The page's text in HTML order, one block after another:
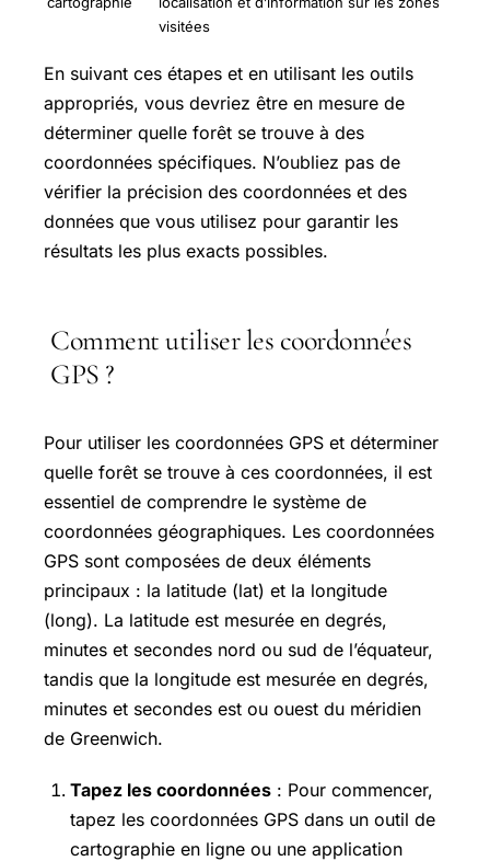
visitées
En suivant ces étapes et en utilisant les outils
appropriés, vous devriez être en mesure de
déterminer quelle forêt se trouve à des
coordonnées spécifiques. N’oubliez pas de
vérifier la précision des coordonnées et des
données que vous utilisez pour garantir les
résultats les plus exacts possibles.
Comment utiliser les coordonnées
GPS ?
Pour utiliser les coordonnées GPS et déterminer
quelle forêt se trouve à ces coordonnées, il est
essentiel de comprendre le système de
coordonnées géographiques. Les coordonnées
GPS sont composées de deux éléments
principaux : la latitude (lat) et la longitude
(long). La latitude est mesurée en degrés,
minutes et secondes nord ou sud de l’équateur,
tandis que la longitude est mesurée en degrés,
minutes et secondes est ou ouest du méridien
de Greenwich.
Tapez les coordonnées : Pour commencer,
tapez les coordonnées GPS dans un outil de
cartographie en ligne ou une application